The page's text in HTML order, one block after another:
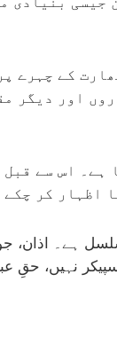
کے چہرے
اور دیگر
ہے۔ اس سے
اظہار کر چکے
ہے۔ اذان،
نہیں، حقِ